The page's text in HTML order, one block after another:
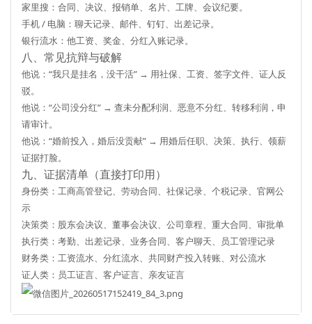
家里搜： 合同、决议、报销单、名片、工牌、会议纪要。
手机 / 电脑： 聊天记录、邮件、钉钉、出差记录。
银行流水： 他工资、奖金、分红入账记录。
八、常见抗辩与破解
他说：“我只是挂名，没干活” → 用社保、工资、签字文件、证人反
驳。
他说：“公司没分红” → 查未分配利润、恶意不分红、转移利润 ，申
请审计。
他说：“婚前投入，婚后没贡献” → 用婚后任职、决策、执行、领薪
证据打脸。
九、证据清单（直接打印用）
身份类：工商高管登记、劳动合同、社保记录、个税记录、官网公
示
决策类：股东会决议、董事会决议、公司章程、重大合同、审批单
执行类：考勤、出差记录、业务合同、客户聊天、员工管理记录
财务类：工资流水、分红流水、共同财产投入转账、对公流水
证人类：员工证言、客户证言、亲友证言